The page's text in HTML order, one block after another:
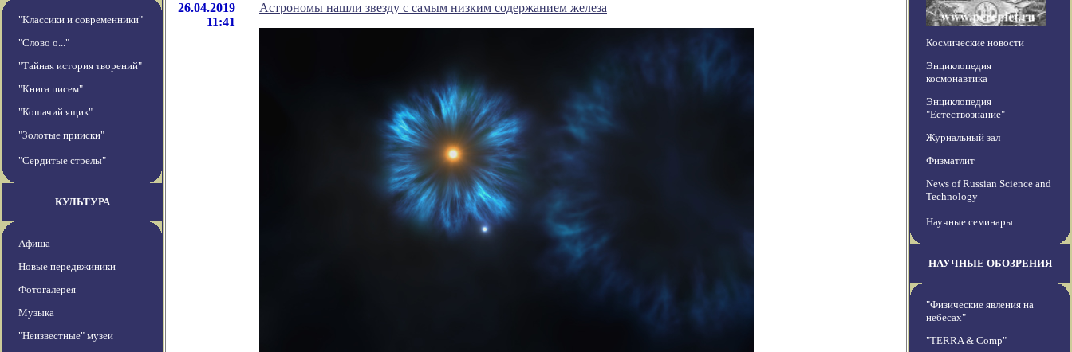
"Классики и современники"
"Слово о..."
"Тайная история творений"
"Книга писем"
"Кошачий ящик"
"Золотые прииски"
"Сердитые стрелы"
КУЛЬТУРА
Афиша
Новые передвжиники
Фотогалерея
Музыка
"Неизвестные" музеи
26.04.2019
11:41
Астрономы нашли звезду с самым низким содержанием железа
Космические новости
Энциклопедия
космонавтика
Энциклопедия
"Естествознание"
Журнальный зал
Физматлит
News of Russian Science and
Technology
Научные семинары
НАУЧНЫЕ ОБОЗРЕНИЯ
"Физические явления на
небесах"
"TERRA & Comp"